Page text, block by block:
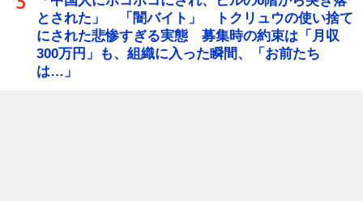
とされた」 「闇バイト」 トクリュウの使い捨て
にされた悲惨すぎる実態 募集時の約束は「月収
300万円」も、組織に入った瞬間、「お前たち
は…」